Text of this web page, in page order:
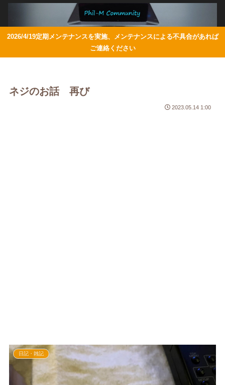
2026/4/19定期メンテナンスを実施、メンテナンスによる不具合があれば
ご連絡ください
ネジのお話 再び
2023.05.14 1:00
日記・雑記